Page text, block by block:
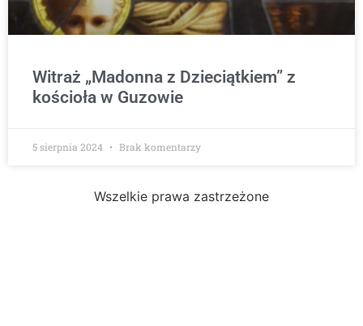
Witraż „Madonna z Dzieciątkiem” z
kościoła w Guzowie
5 sierpnia 2024 Brak komentarzy
Wszelkie prawa zastrzeżone